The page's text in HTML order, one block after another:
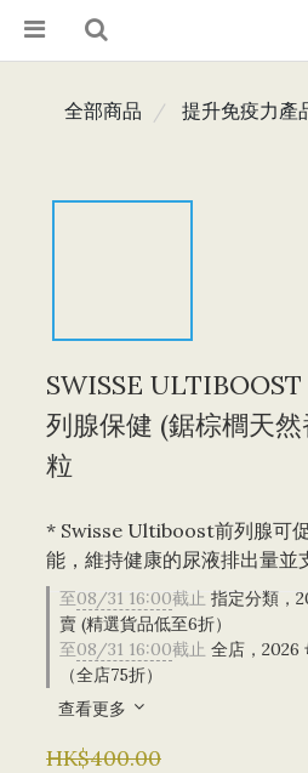
全部商品 提升免疫力產
SWISSE
列腺保健 (鋸棕櫚天
粒
* Swisse Ultiboost前列腺可
能，維持健康的尿液排出量並
至08/31 16:00截止 指定分類，
賣 (精選貨品低至6折）
至08/31 16:00截止 全店，2026
（全店75折）
查看更多
HK$400.00